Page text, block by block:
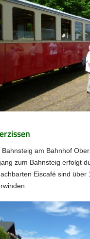
Bahnsteig am Bahnhof
zum Bahnsteig erfolgt
Eiscafé sind über